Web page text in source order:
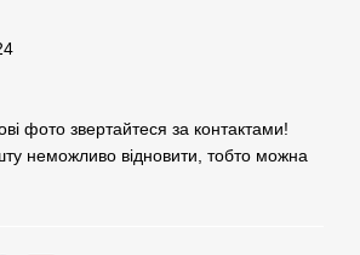
фото звертайтеся за контактами!
неможливо відновити, тобто можна